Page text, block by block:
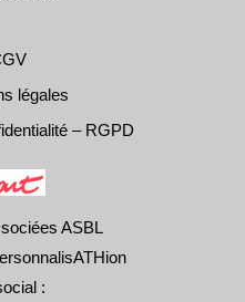
légales
– RGPD
ASBL
: